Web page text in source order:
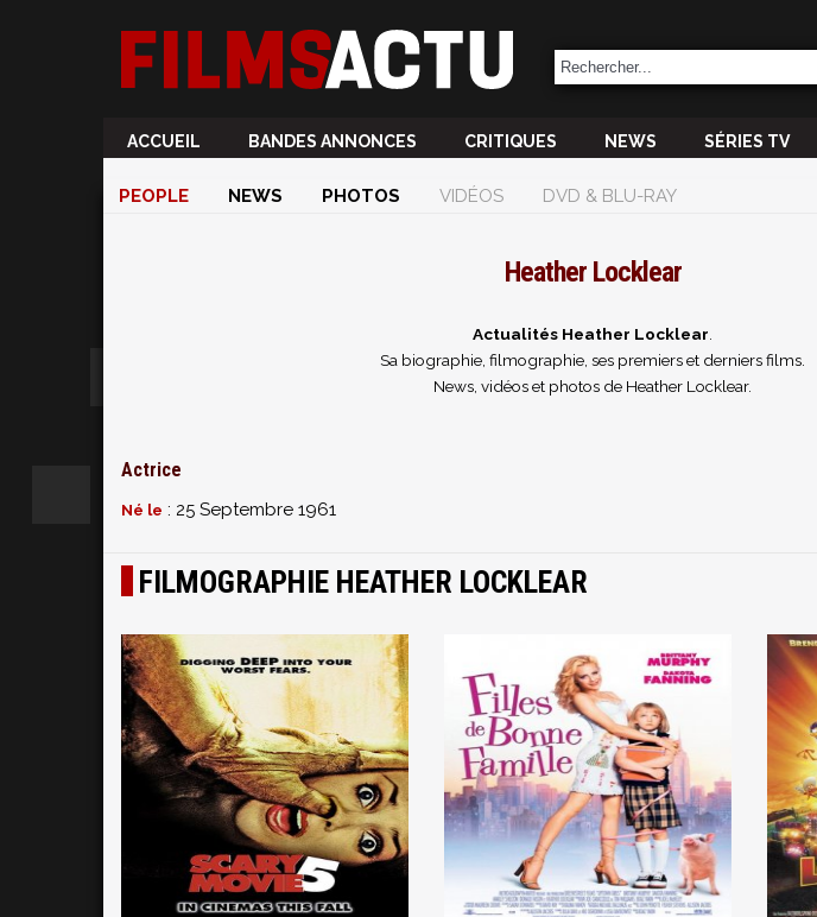
ACCUEIL BANDES ANNONCES CRITIQUES NEWS SÉRIES TV
PEOPLE NEWS PHOTOS VIDÉOS DVD & BLU-RAY
Heather Locklear
Actualités Heather Locklear
Sa biographie, filmographie, ses premiers et derniers films.
News, vidéos et photos de Heather Locklear.
Actrice
Né le : 25 Septembre 1961
FILMOGRAPHIE HEATHER LOCKLEAR